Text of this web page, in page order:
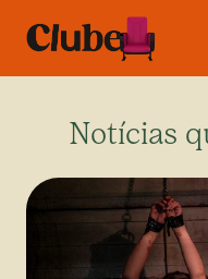
Notícias